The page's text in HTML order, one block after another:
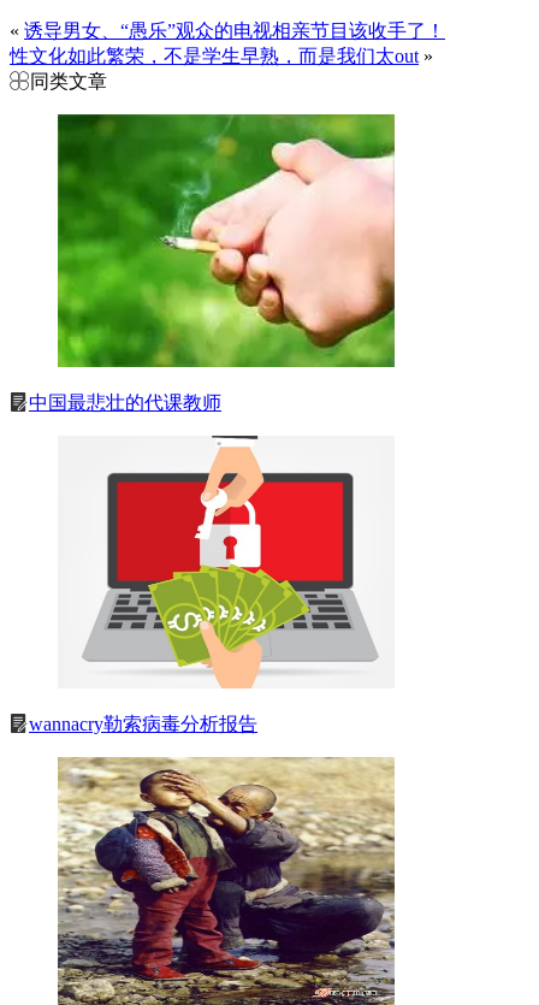
« 诱导男女、“愚乐”观众的电视相亲节目该收手了！
性文化如此繁荣，不是学生早熟，而是我们太out »
同类文章
中国最悲壮的代课教师
wannacry勒索病毒分析报告